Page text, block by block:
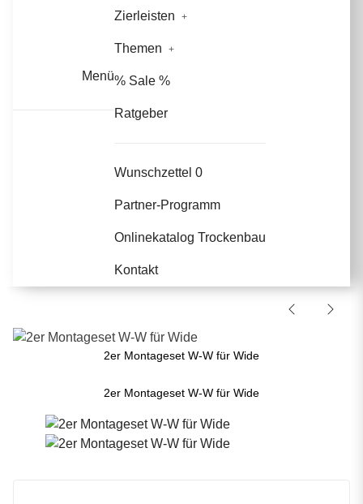
Menü
Zierleisten
Themen
% Sale %
Ratgeber
Wunschzettel 0
Partner-Programm
Onlinekatalog Trockenbau
Kontakt
2er Montageset W-W für Wide
2er Montageset W-W für Wide